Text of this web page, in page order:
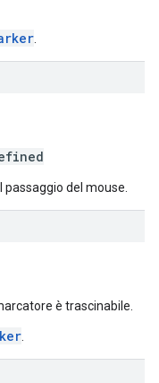
.
passaggio del mouse.
è trascinabile.
.